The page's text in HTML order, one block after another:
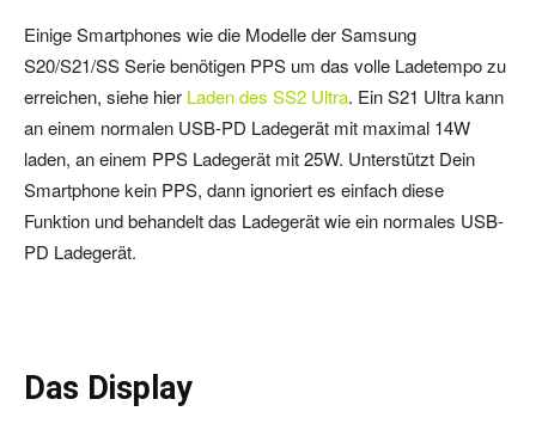
Einige Smartphones wie die Modelle der Samsung
S20/S21/SS Serie benötigen PPS um das volle Ladetempo zu
erreichen, siehe hier Laden des SS2 Ultra. Ein S21 Ultra kann
an einem normalen USB-PD Ladegerät mit maximal 14W
laden, an einem PPS Ladegerät mit 25W. Unterstützt Dein
Smartphone kein PPS, dann ignoriert es einfach diese
Funktion und behandelt das Ladegerät wie ein normales USB-
PD Ladegerät.
Das Display